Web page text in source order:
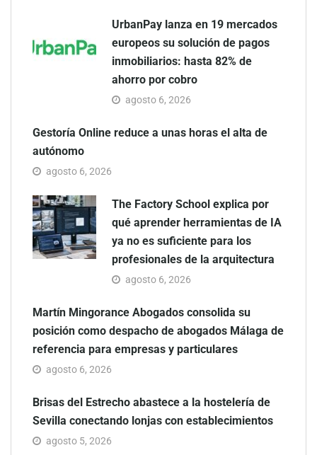
UrbanPay lanza en 19 mercados
europeos su solución de pagos
inmobiliarios: hasta 82% de
ahorro por cobro
agosto 6, 2026
Gestoría Online reduce a unas horas el alta de
autónomo
agosto 6, 2026
The Factory School explica por
qué aprender herramientas de IA
ya no es suficiente para los
profesionales de la arquitectura
agosto 6, 2026
Martín Mingorance Abogados consolida su
posición como despacho de abogados Málaga de
referencia para empresas y particulares
agosto 6, 2026
Brisas del Estrecho abastece a la hostelería de
Sevilla conectando lonjas con establecimientos
agosto 5, 2026